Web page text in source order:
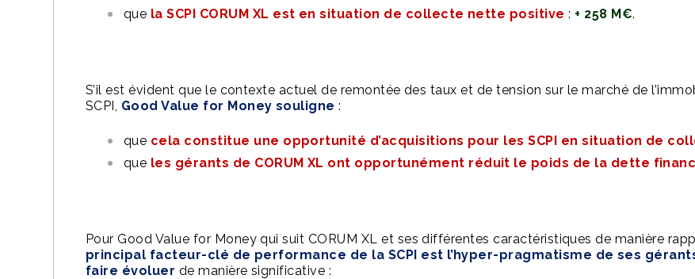
que la SCPI CORUM XL est en situation de collecte nette positive : + 258 M€.
S’il est évident que le contexte actuel de remontée des taux et de tension sur le marché de
SCPI, Good Value for Money souligne :
que cela constitue une opportunité d’acquisitions pour les SCPI en situation de
que les gérants de CORUM XL ont opportunément réduit le poids de la dette
Pour Good Value for Money qui suit CORUM XL et ses différentes caractéristiques de manière
principal facteur-clé de performance de la SCPI est l’hyper-pragmatisme de ses
faire évoluer de manière significative :